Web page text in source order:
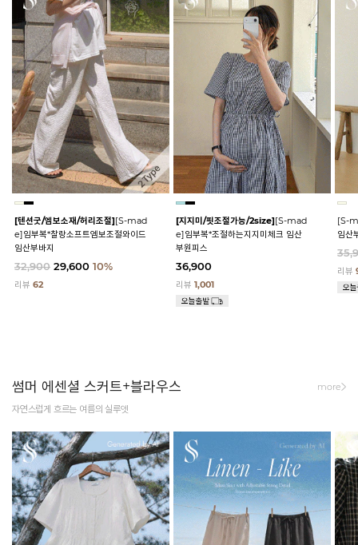
[텐션굿/엠보소재/허리조절][S-mad
e]임부복*찰랑소프트엠보조절와이드
임산부바지
32,900 29,600 10%
리뷰 62
[지지미/핏조절가능/2size][S-mad
e]임부복*조절하는지지미체크 임산
부원피스
36,900
리뷰1,001
[S-
임산
리뷰
썸머 에센셜 스커트+블라우스
자연스럽게 흐르는 여름의 실루엣
more